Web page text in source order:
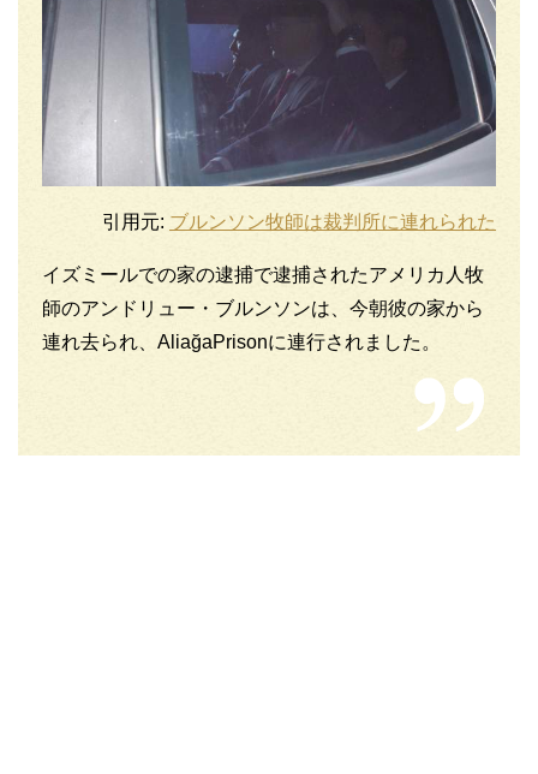
引用元: ブルンソン牧師は裁判所に連れられた
イズミールでの家の逮捕で逮捕されたアメリカ人牧
師のアンドリュー・ブルンソンは、今朝彼の家から
連れ去られ、AliağaPrisonに連行されました。